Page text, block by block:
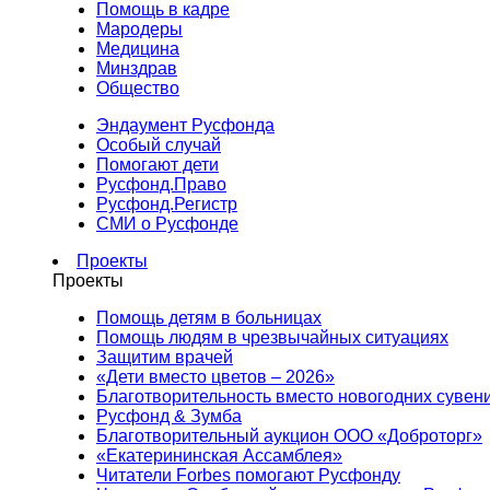
Помощь в кадре
Мародеры
Медицина
Минздрав
Общество
Эндаумент Русфонда
Особый случай
Помогают дети
Русфонд.Право
Русфонд.Регистр
СМИ о Русфонде
Проекты
Проекты
Помощь детям в больницах
Помощь людям в чрезвычайных ситуациях
Защитим врачей
«Дети вместо цветов – 2026»
Благотворительность вместо новогодних
Русфонд & Зумба
Благотворительный аукцион ООО «Доброторг»
«Екатерининская Ассамблея»
Читатели Forbes помогают Русфонду